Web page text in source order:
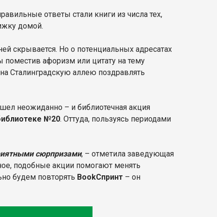
ответы стали книги из числа тех,
домой.
скрывается. Но о потенциальных адресатах
афоризм или цитату на тему
Сталинградскую аллею поздравлять
неожиданно – и библиотечная акция
№20. Оттуда, пользуясь периодами
сюрпризами, – отметила заведующая
подобные акции помогают менять
будем повторять BookСпринт – он